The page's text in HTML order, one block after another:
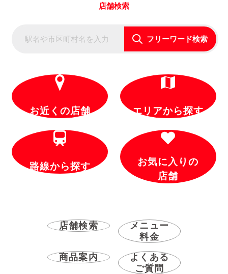
店舗検索
フリーワード検索
お近くの店舗 エリアから探す
路線から探す
お気に入りの
店舗
店舗検索
メニュー
料金
商品案内
よくある
ご質問